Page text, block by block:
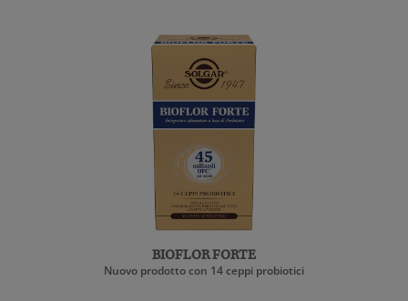
BIOFLOR FORTE
Nuovo prodotto con 14 ceppi probiotici